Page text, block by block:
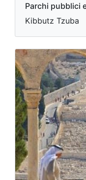
Parchi pubblici
Kibbutz Tzuba